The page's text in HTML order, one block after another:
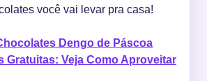
você vai levar pra casa!
Dengo de Páscoa
Gratuitas: Veja Como Aproveitar